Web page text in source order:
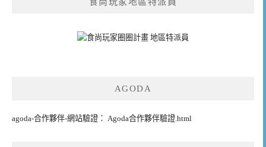
食尚玩家地區特派員
AGODA
agoda-合作夥伴-網站驗證： Agoda合作夥伴驗證.html